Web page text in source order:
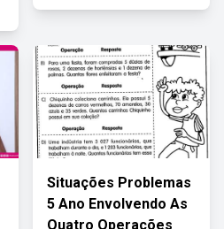
Situações Problemas
5 Ano Envolvendo As
Quatro Operações